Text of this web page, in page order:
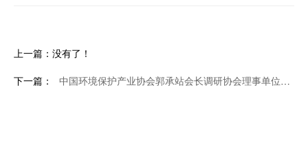
上一篇：没有了！
下一篇： 中国环境保护产业协会郭承站会长调研协会理事单位凌志装备集团